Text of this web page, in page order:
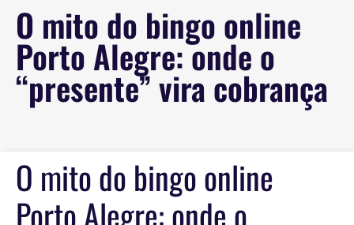
O mito do bingo online
Porto Alegre: onde o
“presente” vira cobrança
O mito do bingo online
Porto Alegre: onde o